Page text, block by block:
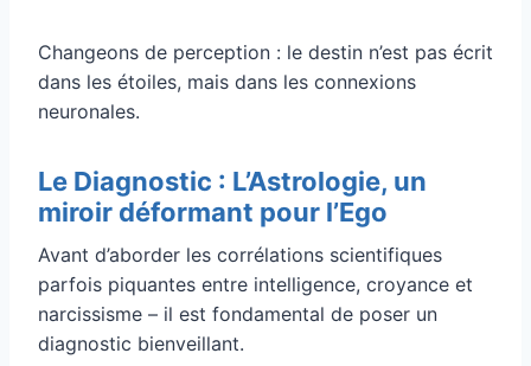
Changeons de perception : le destin n’est pas écrit
dans les étoiles, mais dans les connexions
neuronales.
Le Diagnostic : L’Astrologie, un
miroir déformant pour l’Ego
Avant d’aborder les corrélations scientifiques
parfois piquantes entre intelligence, croyance et
narcissisme – il est fondamental de poser un
diagnostic bienveillant.